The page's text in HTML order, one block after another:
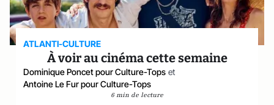
ATLANTI-CULTURE
À voir au cinéma cette semaine
Dominique Poncet pour Culture-Tops et
Antoine Le Fur pour Culture-Tops
6 min de lecture